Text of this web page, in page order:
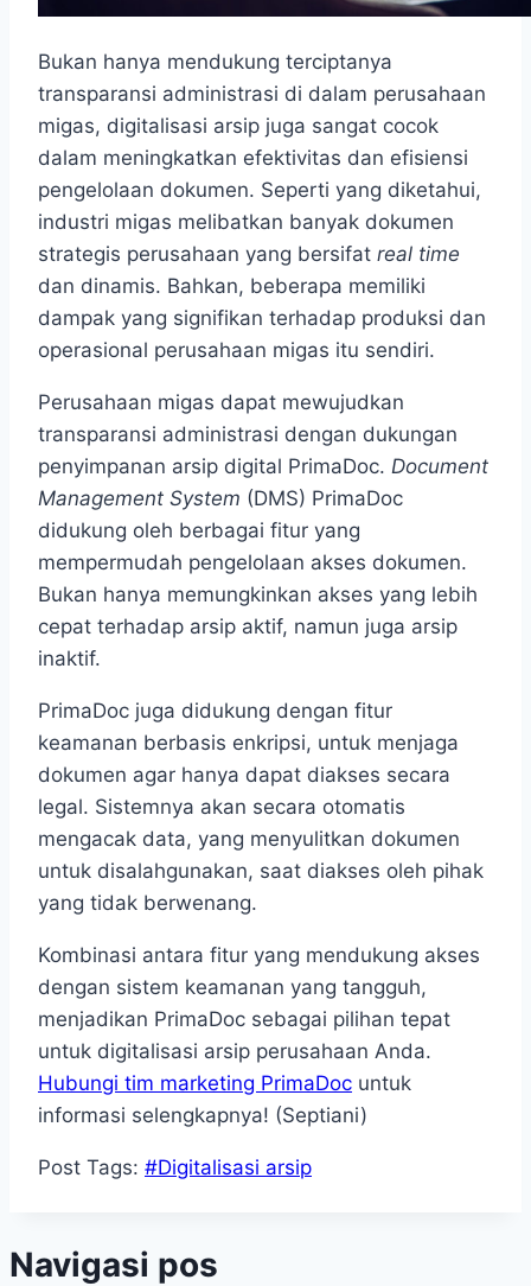
Bukan hanya mendukung terciptanya
transparansi administrasi di dalam perusahaan
migas, digitalisasi arsip juga sangat cocok
dalam meningkatkan efektivitas dan efisiensi
pengelolaan dokumen. Seperti yang diketahui,
industri migas melibatkan banyak dokumen
strategis perusahaan yang bersifat real time
dan dinamis. Bahkan, beberapa memiliki
dampak yang signifikan terhadap produksi dan
operasional perusahaan migas itu sendiri.
Perusahaan migas dapat mewujudkan
transparansi administrasi dengan dukungan
penyimpanan arsip digital PrimaDoc. Document
Management System (DMS) PrimaDoc
didukung oleh berbagai fitur yang
mempermudah pengelolaan akses dokumen.
Bukan hanya memungkinkan akses yang lebih
cepat terhadap arsip aktif, namun juga arsip
inaktif.
PrimaDoc juga didukung dengan fitur
keamanan berbasis enkripsi, untuk menjaga
dokumen agar hanya dapat diakses secara
legal. Sistemnya akan secara otomatis
mengacak data, yang menyulitkan dokumen
untuk disalahgunakan, saat diakses oleh pihak
yang tidak berwenang.
Kombinasi antara fitur yang mendukung akses
dengan sistem keamanan yang tangguh,
menjadikan PrimaDoc sebagai pilihan tepat
untuk digitalisasi arsip perusahaan Anda.
Hubungi tim marketing PrimaDoc untuk
informasi selengkapnya! (Septiani)
Post Tags: #Digitalisasi arsip
Navigasi pos